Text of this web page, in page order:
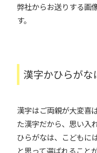
弊社からお送りする画
す。
漢字かひらがな
漢字はご両親が大変喜
た漢字だから、思い入
ひらがなは、こどもに
と思って選ばれること